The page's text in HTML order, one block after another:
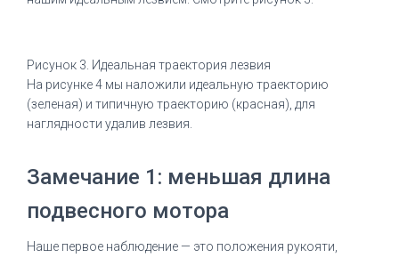
Рисунок 3. Идеальная траектория лезвия
На рисунке 4 мы наложили идеальную траекторию
(зеленая) и типичную траекторию (красная), для
наглядности удалив лезвия.
Замечание 1: меньшая длина
подвесного мотора
Наше первое наблюдение — это положения рукояти,